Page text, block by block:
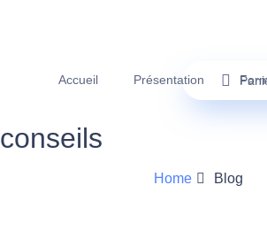
Accueil Présentation
conseils
Home Blog